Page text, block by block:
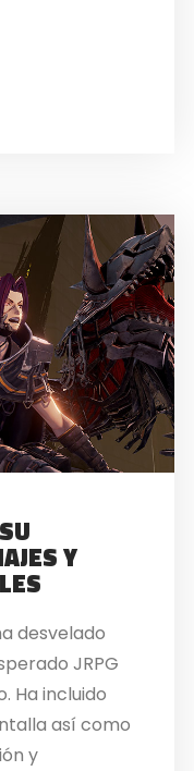
Y
desvelado
JRPG
Ha incluido
así como
y